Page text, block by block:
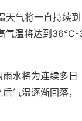
天气将一直持续到
气温将达到36℃-
水将为连续多日
气温逐渐回落，